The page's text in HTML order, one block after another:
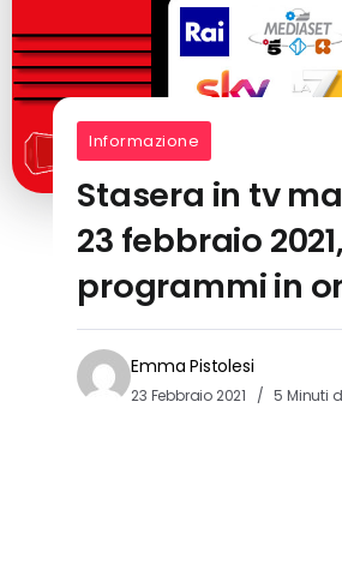
Informazione
Stasera in tv
23 febbraio
programmi in
Emma Pistolesi
23 Febbraio 2021 5 Minuti